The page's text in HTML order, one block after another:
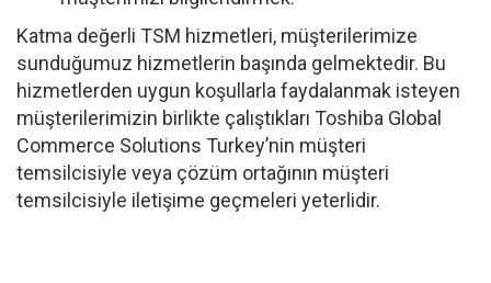
Katma değerli TSM hizmetleri, müşterilerimize
sunduğumuz hizmetlerin başında gelmektedir. Bu
hizmetlerden uygun koşullarla faydalanmak isteyen
müşterilerimizin birlikte çalıştıkları Toshiba Global
Commerce Solutions Turkey’nin müşteri
temsilcisiyle veya çözüm ortağının müşteri
temsilcisiyle iletişime geçmeleri yeterlidir.